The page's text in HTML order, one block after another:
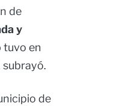
de
y
tuvo en
de